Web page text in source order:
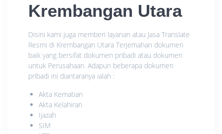
Krembangan Utara
Disini kami juga memberi layanan atau Jasa Translate
Resmi di Krembangan Utara Terjemahan dokumen
baik yang bersifat dokumen pribadi atau dokumen
untuk Perusahaan. Adapun beberapa dokumen
pribadi ini diantaranya ialah :
Akta Kematian
Akta Kelahiran
Ijazah
SIM